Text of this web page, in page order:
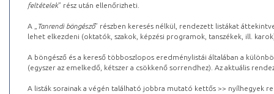
feltételek” rész után ellenőrizheti.
A „ Tanrendi böngésző” részben keresés nélkül, rendezett listákat
lehet elkezdeni (oktatók, szakok, képzési programok, tanszékek, ill.
A böngésző és a kereső többoszlopos eredménylistái általában a
(egyszer az emelkedő, kétszer a csökkenő sorrendhez). Az aktuális
A listák sorainak a végén található jobbra mutató kettős >> nyílhegyek